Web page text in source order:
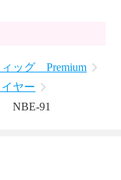
ィッグ Premium
ヤー
NBE-91